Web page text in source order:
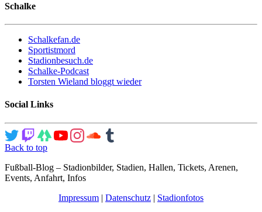
Schalke
Schalkefan.de
Sportistmord
Stadionbesuch.de
Schalke-Podcast
Torsten Wieland bloggt wieder
Social Links
Back to top
Fußball-Blog – Stadionbilder, Stadien, Hallen, Tickets, Arenen,
Events, Anfahrt, Infos
Impressum | Datenschutz | Stadionfotos